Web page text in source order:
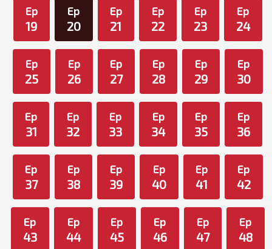
Ep
19
Ep
20
Ep
21
Ep
22
Ep
23
Ep
24
Ep
25
Ep
26
Ep
27
Ep
28
Ep
29
Ep
30
Ep
31
Ep
32
Ep
33
Ep
34
Ep
35
Ep
36
Ep
37
Ep
38
Ep
39
Ep
40
Ep
41
Ep
42
Ep
43
Ep
44
Ep
45
Ep
46
Ep
47
Ep
48